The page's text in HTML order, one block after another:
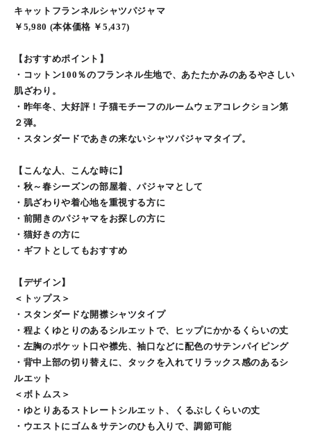
キャットフランネルシャツパジャマ
￥5,980 (本体価格 ￥5,437)
【おすすめポイント】
・コットン100％のフランネル生地で、あたたかみのあるやさしい
肌ざわり。
・昨年冬、大好評！子猫モチーフのルームウェアコレクション第
２弾。
・スタンダードであきの来ないシャツパジャマタイプ。
【こんな人、こんな時に】
・秋～春シーズンの部屋着、パジャマとして
・肌ざわりや着心地を重視する方に
・前開きのパジャマをお探しの方に
・猫好きの方に
・ギフトとしてもおすすめ
【デザイン】
＜トップス＞
・スタンダードな開襟シャツタイプ
・程よくゆとりのあるシルエットで、ヒップにかかるくらいの丈
・左胸のポケット口や襟先、袖口などに配色のサテンパイピング
・背中上部の切り替えに、タックを入れてリラックス感のあるシ
ルエット
＜ボトムス＞
・ゆとりあるストレートシルエット、くるぶしくらいの丈
・ウエストにゴム＆サテンのひも入りで、調節可能